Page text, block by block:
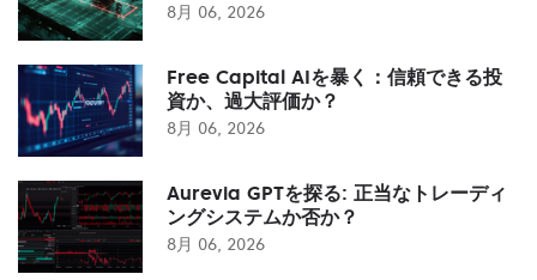
8月 06, 2026
Free Capital AIを暴く：信頼できる投
資か、過大評価か？
8月 06, 2026
Aurevia GPTを探る: 正当なトレーディ
ングシステムか否か？
8月 06, 2026